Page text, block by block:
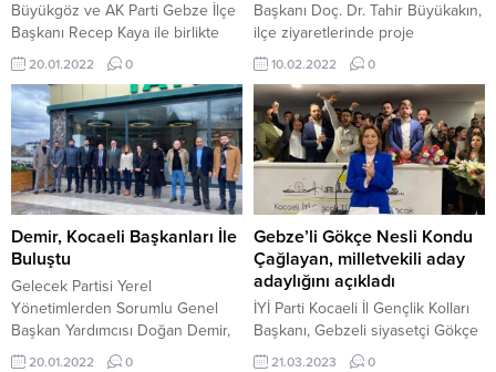
Büyükgöz ve AK Parti Gebze İlçe
Başkanı Recep Kaya ile birlikte
Yenikent Mahallesi’nde esnaf
ziyaretleri gerçekleştirdi. AK Parti
ilçe Kadın Kolları Başkanı Habibe
Çırak, İlçe Gençlik Kolları Başkanı
Enes Altuntaş, ilçe ve mahalle
teşkilatları yöneticilerinin de eşlik
ettiği esnaf ziyaretleri kapsamında
Issıkgöl Caddesi üzerinde
bulunan dükkanları...
20.01.2022 0
Başkanı Doç. Dr. Tahir Büyükakın,
ilçe ziyaretlerinde proje
incelemelerinin yanında esnaf
buluşmalarını sürdürüyor. Başkan
Büyükakın, son 10 gün 7 farklı
programda esnaflarla bir araya
geldi. Bu kapsamda Gebze
Osman Yılmaz Mahallesi esnafıyla
buluşan Başkan Büyükakın,
talepleri tek tek not alarak, trafik
yoğunluğuna çözüm konusunda
önerileri can kulağıyla...
10.02.2022 0
Demir, Kocaeli Başkanları İle
Buluştu
Gelecek Partisi Yerel
Yönetimlerden Sorumlu Genel
Başkan Yardımcısı Doğan Demir,
Kocaeli il ve ilçe başkanlarını
20.01.2022 0
Gebze’li Gökçe Nesli Kondu
Çağlayan, milletvekili aday
adaylığını açıkladı
İYİ Parti Kocaeli İl Gençlik Kolları
Başkanı, Gebzeli siyasetçi Gökçe
Nesli Kondu Çağlayan, milletvekili
21.03.2023 0